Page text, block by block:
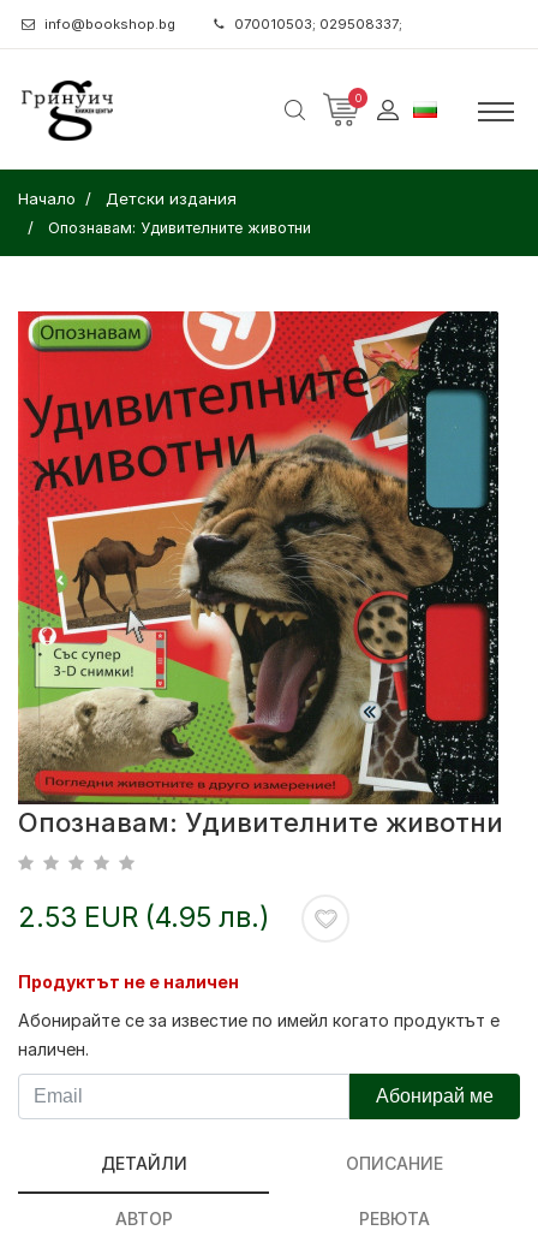
info@bookshop.bg 070010503; 029508337;
0
Начало Детски издания
Опознавам: Удивителните животни
Опознавам: Удивителните животни
2.53 EUR (4.95 лв.)
Продуктът не е наличен
Абонирайте се за известие по имейл когато продуктът е
наличен.
Абонирай ме
ДЕТАЙЛИ ОПИСАНИЕ
АВТОР РЕВЮТА